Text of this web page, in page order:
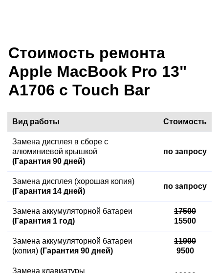
Стоимость ремонта
Apple MacBook Pro 13"
A1706 c Touch Bar
Вид работы Стоимость
Замена дисплея в сборе с
алюминиевой крышкой
(Гарантия 90 дней)
по запросу
Замена дисплея (хорошая копия)
(Гарантия 14 дней)
по запросу
Замена аккумуляторной батареи
(Гарантия 1 год)
17500
15500
Замена аккумуляторной батареи
(копия) (Гарантия 90 дней)
11900
9500
Замена клавиатуры